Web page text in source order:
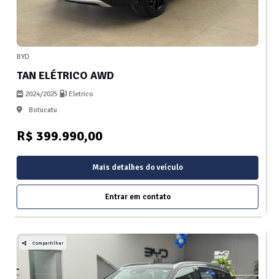
BYD
TAN ELÉTRICO AWD
2024/2025
Eletrico
Botucatu
R$ 399.990,00
Mais detalhes do veículo
Entrar em contato
Compartilhar